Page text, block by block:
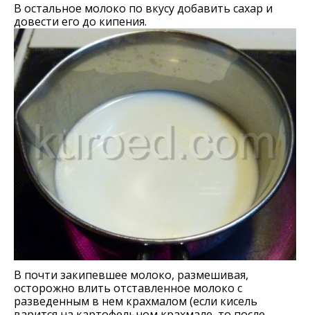
В остальное молоко по вкусу добавить сахар и
довести его до кипения.
В почти закипевшее молоко, размешивая,
осторожно влить отставленное молоко с
разведенным в нем крахмалом (если кисель